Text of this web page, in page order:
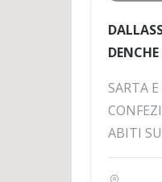
DENCHE
SARTA E
ABITI